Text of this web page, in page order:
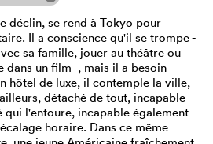
déclin, se rend à Tokyo pour
Il a conscience qu'il se trompe -
sa famille, jouer au théâtre ou
dans un film -, mais il a besoin
hôtel de luxe, il contemple la ville,
détaché de tout, incapable
l'entoure, incapable également
horaire. Dans ce même